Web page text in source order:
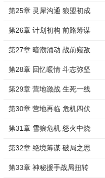
第25章 灵犀沟通 狼盟初成
第26章 计划初构 前路筹谋
第27章 暗潮涌动 战前窥敌
第28章 回忆暖情 斗志弥坚
第29章 营地激战 生死一线
第30章 营地再临 危机四伏
第31章 雪狼危机 怒火中烧
第32章 绝境筹谋 破局之思
第33章 神秘援手战局扭转